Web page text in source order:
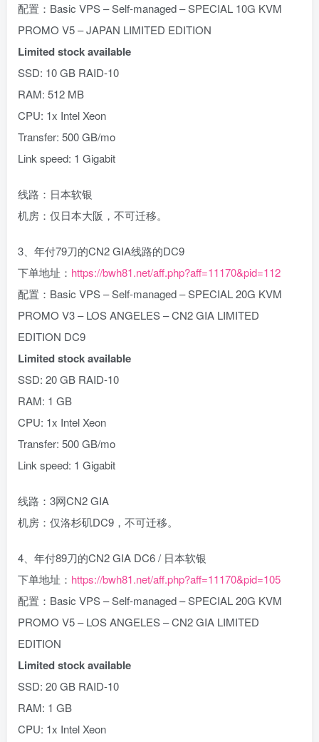
配置：Basic VPS – Self-managed – SPECIAL 10G KVM
PROMO V5 – JAPAN LIMITED EDITION
Limited stock available
SSD: 10 GB RAID-10
RAM: 512 MB
CPU: 1x Intel Xeon
Transfer: 500 GB/mo
Link speed: 1 Gigabit
线路：日本软银
机房：仅日本大阪，不可迁移。
3、年付79刀的CN2 GIA线路的DC9
下单地址： https://bwh81.net/aff.php?aff=11170&pid=112
配置：Basic VPS – Self-managed – SPECIAL 20G KVM
PROMO V3 – LOS ANGELES – CN2 GIA LIMITED
EDITION DC9
Limited stock available
SSD: 20 GB RAID-10
RAM: 1 GB
CPU: 1x Intel Xeon
Transfer: 500 GB/mo
Link speed: 1 Gigabit
线路：3网CN2 GIA
机房：仅洛杉矶DC9，不可迁移。
4、年付89刀的CN2 GIA DC6 / 日本软银
下单地址： https://bwh81.net/aff.php?aff=11170&pid=105
配置：Basic VPS – Self-managed – SPECIAL 20G KVM
PROMO V5 – LOS ANGELES – CN2 GIA LIMITED
EDITION
Limited stock available
SSD: 20 GB RAID-10
RAM: 1 GB
CPU: 1x Intel Xeon